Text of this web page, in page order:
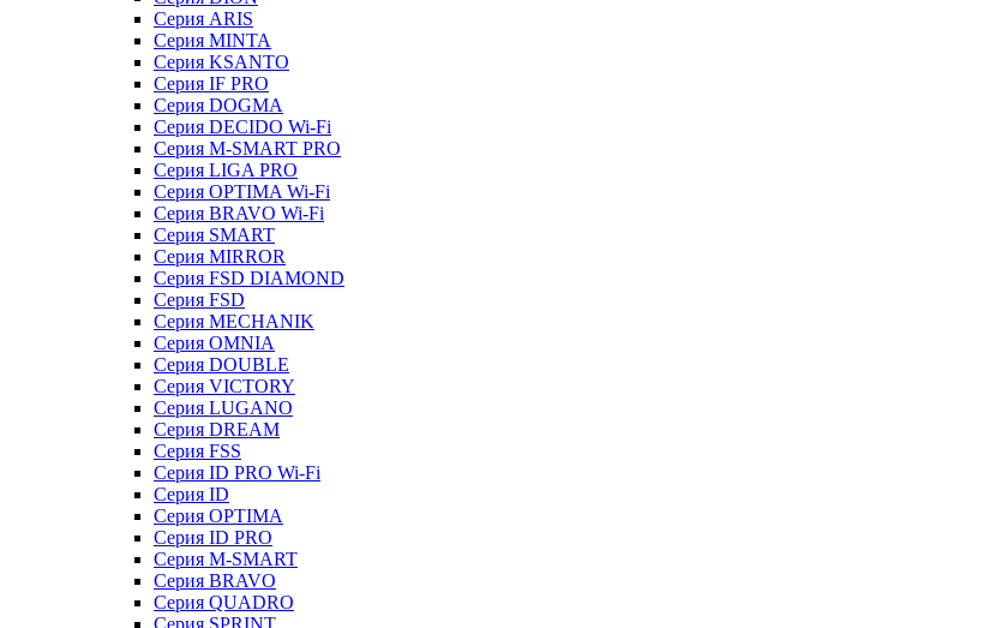
Серия ARIS
Серия MINTA
Серия KSANTO
Серия IF PRO
Серия DOGMA
Серия DECIDO Wi-Fi
Серия M-SMART PRO
Серия LIGA PRO
Серия OPTIMA Wi-Fi
Серия BRAVO Wi-Fi
Серия SMART
Серия MIRROR
Серия FSD DIAMOND
Серия FSD
Серия MECHANIK
Серия OMNIA
Серия DOUBLE
Серия VICTORY
Серия LUGANO
Серия DREAM
Серия FSS
Серия ID PRO Wi-Fi
Серия ID
Серия OPTIMA
Серия ID PRO
Серия M-SMART
Серия BRAVO
Серия QUADRO
Серия SPRINT